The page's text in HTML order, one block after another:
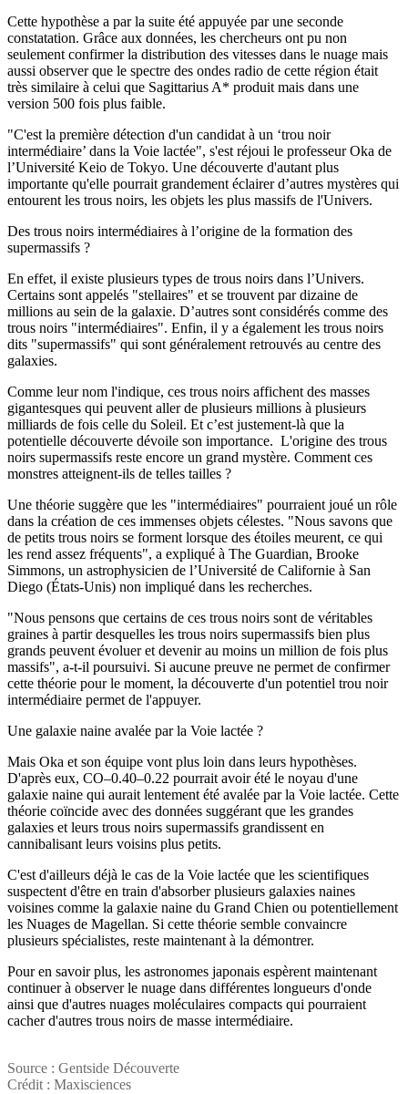
Cette hypothèse a par la suite été appuyée par une seconde
constatation. Grâce aux données, les chercheurs ont pu non
seulement confirmer la distribution des vitesses dans le nuage mais
aussi observer que le spectre des ondes radio de cette région était
très similaire à celui que Sagittarius A* produit mais dans une
version 500 fois plus faible.
"C'est la première détection d'un candidat à un ‘trou noir
intermédiaire’ dans la Voie lactée", s'est réjoui le professeur Oka de
l’Université Keio de Tokyo. Une découverte d'autant plus
importante qu'elle pourrait grandement éclairer d’autres mystères qui
entourent les trous noirs, les objets les plus massifs de l'Univers.
Des trous noirs intermédiaires à l’origine de la formation des
supermassifs ?
En effet, il existe plusieurs types de trous noirs dans l’Univers.
Certains sont appelés "stellaires" et se trouvent par dizaine de
millions au sein de la galaxie. D’autres sont considérés comme des
trous noirs "intermédiaires". Enfin, il y a également les trous noirs
dits "supermassifs" qui sont généralement retrouvés au centre des
galaxies.
Comme leur nom l'indique, ces trous noirs affichent des masses
gigantesques qui peuvent aller de plusieurs millions à plusieurs
milliards de fois celle du Soleil. Et c’est justement-là que la
potentielle découverte dévoile son importance. L'origine des trous
noirs supermassifs reste encore un grand mystère. Comment ces
monstres atteignent-ils de telles tailles ?
Une théorie suggère que les "intermédiaires" pourraient joué un rôle
dans la création de ces immenses objets célestes. "Nous savons que
de petits trous noirs se forment lorsque des étoiles meurent, ce qui
les rend assez fréquents", a expliqué à The Guardian, Brooke
Simmons, un astrophysicien de l’Université de Californie à San
Diego (États-Unis) non impliqué dans les recherches.
"Nous pensons que certains de ces trous noirs sont de véritables
graines à partir desquelles les trous noirs supermassifs bien plus
grands peuvent évoluer et devenir au moins un million de fois plus
massifs", a-t-il poursuivi. Si aucune preuve ne permet de confirmer
cette théorie pour le moment, la découverte d'un potentiel trou noir
intermédiaire permet de l'appuyer.
Une galaxie naine avalée par la Voie lactée ?
Mais Oka et son équipe vont plus loin dans leurs hypothèses.
D'après eux, CO–0.40–0.22 pourrait avoir été le noyau d'une
galaxie naine qui aurait lentement été avalée par la Voie lactée. Cette
théorie coïncide avec des données suggérant que les grandes
galaxies et leurs trous noirs supermassifs grandissent en
cannibalisant leurs voisins plus petits.
C'est d'ailleurs déjà le cas de la Voie lactée que les scientifiques
suspectent d'être en train d'absorber plusieurs galaxies naines
voisines comme la galaxie naine du Grand Chien ou potentiellement
les Nuages de Magellan. Si cette théorie semble convaincre
plusieurs spécialistes, reste maintenant à la démontrer.
Pour en savoir plus, les astronomes japonais espèrent maintenant
continuer à observer le nuage dans différentes longueurs d'onde
ainsi que d'autres nuages moléculaires compacts qui pourraient
cacher d'autres trous noirs de masse intermédiaire.
Source : Gentside Découverte
Crédit : Maxisciences